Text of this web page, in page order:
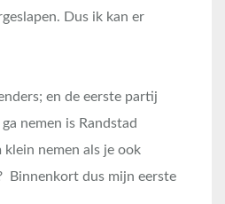
Dus ik kan er
en de eerste partij
nemen is Randstad
klein nemen als je ook
Binnenkort dus mijn eerste